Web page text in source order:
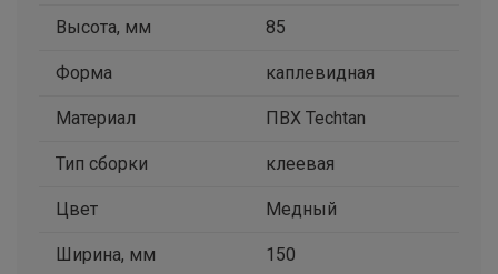
Высота, мм 85
Форма каплевидная
Материал ПВХ Techtan
Тип сборки клеевая
Цвет Медный
Ширина, мм 150